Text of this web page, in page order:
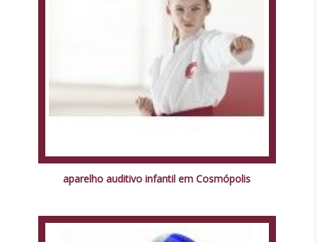
aparelho auditivo infantil em Cosmópolis